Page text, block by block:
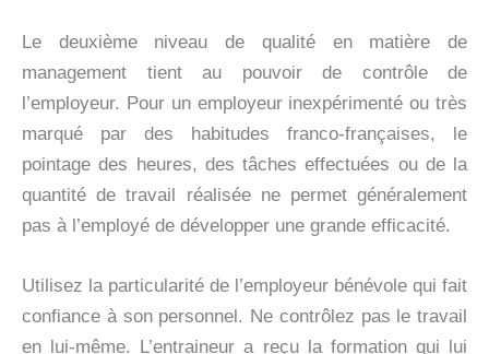
Le deuxième niveau de qualité en matière de
management tient au pouvoir de contrôle de
l’employeur. Pour un employeur inexpérimenté ou très
marqué par des habitudes franco-françaises, le
pointage des heures, des tâches effectuées ou de la
quantité de travail réalisée ne permet généralement
pas à l’employé de développer une grande efficacité.
Utilisez la particularité de l’employeur bénévole qui fait
confiance à son personnel. Ne contrôlez pas le travail
en lui-même. L’entraineur a reçu la formation qui lui